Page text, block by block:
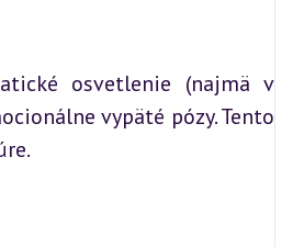
osvetlenie (najmä v
vypäté pózy. Tento